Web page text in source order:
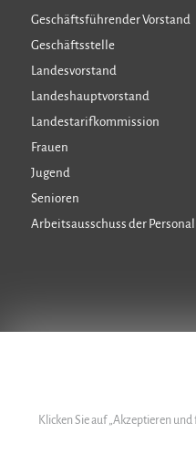
Geschäftsführender Vorstand
Geschäftsstelle
Landesvorstand
Landeshauptvorstand
Landestarifkommission
Frauen
Jugend
Senioren
Arbeitsausschuss der
Klicken Sie auf „Akzeptieren